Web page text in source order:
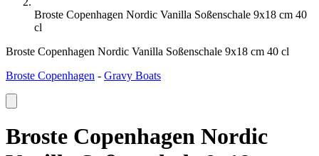
Broste Copenhagen Nordic Vanilla Soßenschale 9x18 cm 40
cl
Broste Copenhagen Nordic Vanilla Soßenschale 9x18 cm 40 cl
Broste Copenhagen - Gravy Boats
Broste Copenhagen Nordic